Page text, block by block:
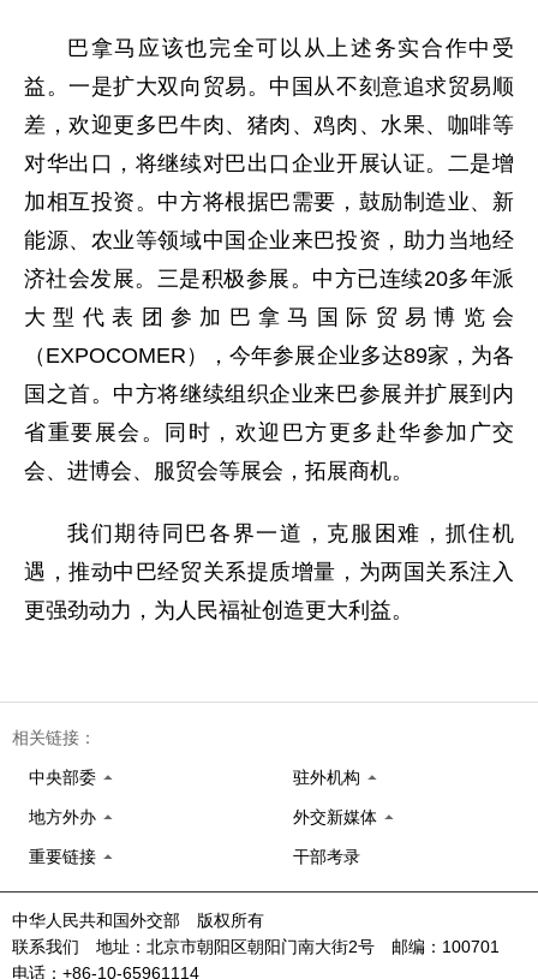
巴拿马应该也完全可以从上述务实合作中受
益。一是扩大双向贸易。中国从不刻意追求贸易顺
差，欢迎更多巴牛肉、猪肉、鸡肉、水果、咖啡等
对华出口，将继续对巴出口企业开展认证。二是增
加相互投资。中方将根据巴需要，鼓励制造业、新
能源、农业等领域中国企业来巴投资，助力当地经
济社会发展。三是积极参展。中方已连续20多年派
大型代表团参加巴拿马国际贸易博览会
（EXPOCOMER），今年参展企业多达89家，为各
国之首。中方将继续组织企业来巴参展并扩展到内
省重要展会。同时，欢迎巴方更多赴华参加广交
会、进博会、服贸会等展会，拓展商机。
我们期待同巴各界一道，克服困难，抓住机
遇，推动中巴经贸关系提质增量，为两国关系注入
更强劲动力，为人民福祉创造更大利益。
相关链接：
中央部委 驻外机构
地方外办 外交新媒体
重要链接 干部考录
中华人民共和国外交部 版权所有
联系我们 地址：北京市朝阳区朝阳门南大街2号 邮编：100701
电话：+86-10-65961114